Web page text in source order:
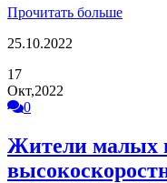
Прочитать больше
25.10.2022
17
Окт,2022
0
Жители малых